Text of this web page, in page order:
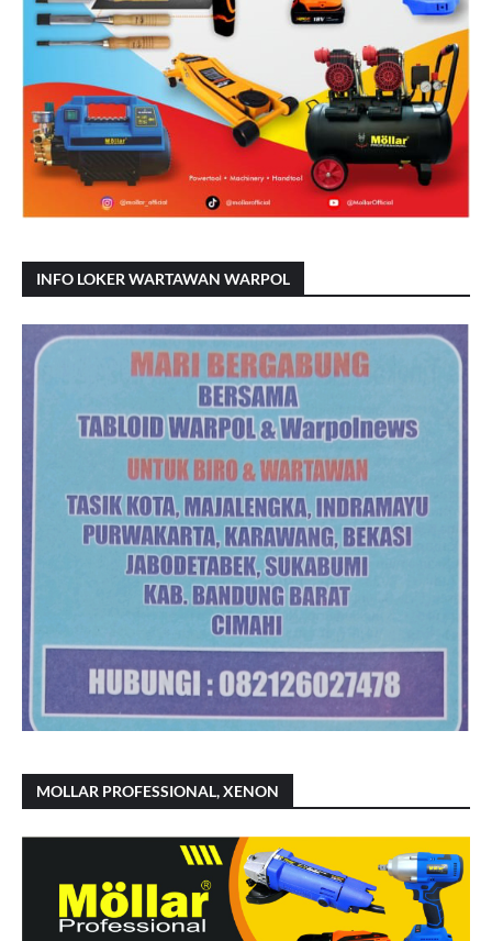
INFO LOKER WARTAWAN WARPOL
MOLLAR PROFESSIONAL, XENON